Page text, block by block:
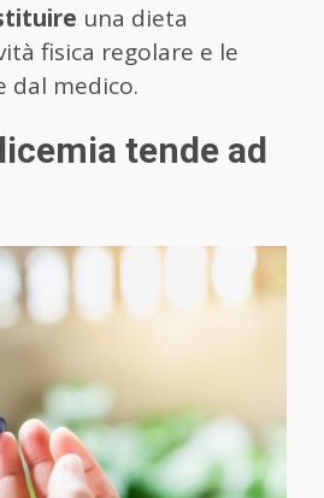
una dieta
fisica regolare e le
dal medico.
tende ad